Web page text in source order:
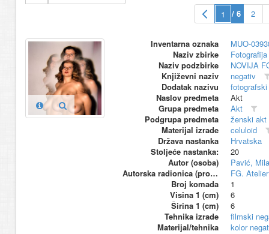
/ 6 2
Inventarna oznaka
MUO-
Naziv zbirke
Naziv podzbirke
NOVIJA
Književni naziv
negativ
Dodatak nazivu
Naslov predmeta
Akt
Grupa predmeta
Akt
Podgrupa predmeta
ženski akt
Materijal izrade
celuloid
Država nastanka
Hrvatska
Stoljeće nastanka:
20
Autor (osoba)
Pavić,
Autorska radionica (proizvođač)
FG.
Broj komada
1
Visina 1 (cm)
6
Širina 1 (cm)
6
Tehnika izrade
filmski
Materijal/tehnika
kolor